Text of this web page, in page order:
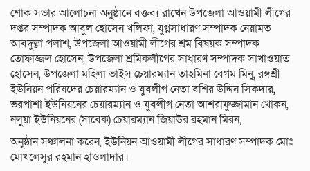
শোক সভার আলোচনা অনুষ্ঠানে বক্তব্য রাখেন উপজেলা আওয়ামী লীগের
দপ্তর সম্পাদক আবুল হোসেন খলিফা, যুগ্নসাধারণ সম্পাদক নেয়ামত
আবদুল্লা পলাশ, উপজেলা আওয়ামী লীগের শ্রম বিষয়ক সম্পাদক
তোফাজ্জল হোসেন, উপজেলা শ্রমিকলীগের সাধারণ সম্পাদক সাখাওয়াত
হোসেন, উপজেলা মহিলা ভাইস চেয়ারম্যান তাহমিনা বেগম মিনু, রঙ্গশ্রী
ইউনিয়ন পরিষদের চেয়ারম্যান ও যুবলীগ নেতা বশির উদ্দিন সিকদার,
ভরপাশা ইউনিয়নের চেয়ারম্যান ও যুবলীগ নেতা আশরাফুজ্জামান খোকন,
নলুয়া ইউনিয়নের (সাবেক) চেয়ারম্যান জিয়াউর রহমান মিরন,
অনুষ্ঠান সঞ্চালনা করেন, ইউনিয়ন আওয়ামী লীগের সাধারণ সম্পাদক মোঃ
মোখলেসুর রহমান হাওলাদার।